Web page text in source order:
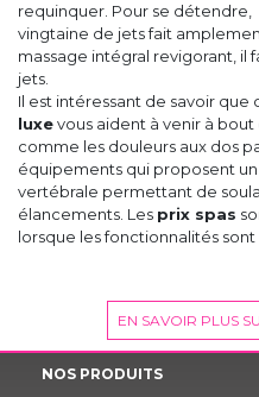
requinquer. Pour se détendre,
vingtaine de jets fait
massage intégral revigorant, il
jets.
Il est intéressant de savoir que
luxevous aident à venir à
comme les douleurs aux dos
équipements qui proposent
vertébrale permettant de
élancements. Les prix spas
lorsque les fonctionnalités sont
EN SAVOIR PLUS
NOS PRODUITS